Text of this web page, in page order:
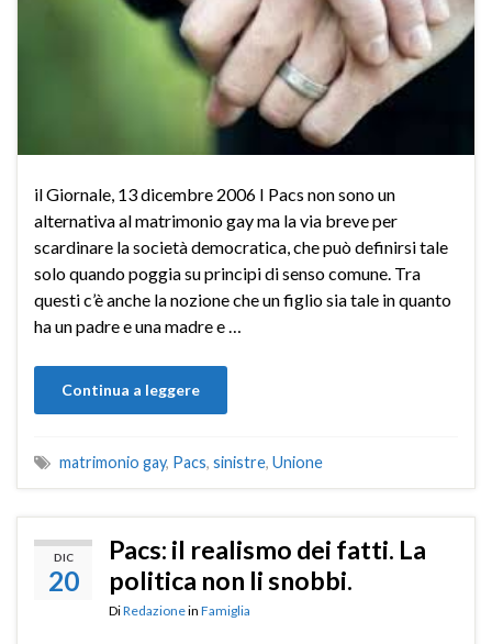
il Giornale, 13 dicembre 2006 I Pacs non sono un
alternativa al matrimonio gay ma la via breve per
scardinare la società democratica, che può definirsi tale
solo quando poggia su principi di senso comune. Tra
questi c’è anche la nozione che un figlio sia tale in quanto
ha un padre e una madre e …
Continua a leggere
matrimonio gay, Pacs, sinistre, Unione
DIC
20
Pacs: il realismo dei fatti. La
politica non li snobbi.
DiRedazionein Famiglia